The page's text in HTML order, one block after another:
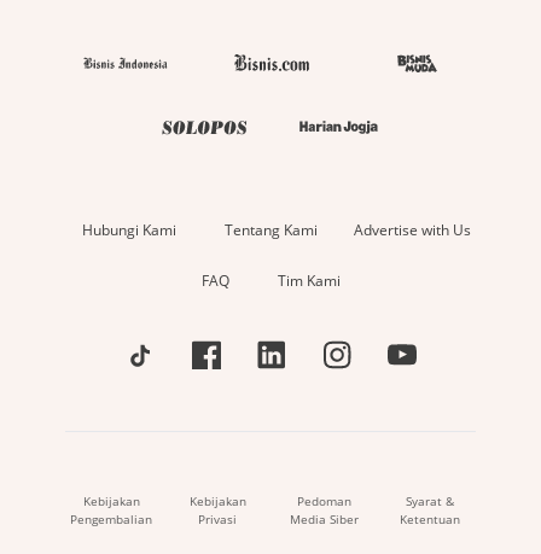
Hubungi Kami Tentang Kami Advertise with Us
FAQ Tim Kami
Kebijakan
Pengembalian
Kebijakan
Privasi
Pedoman
Media Siber
Syarat &
Ketentuan